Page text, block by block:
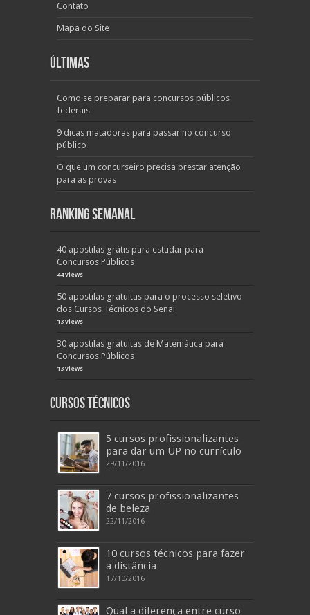
Contato
Mapa do Site
Últimas
Como se preparar para concursos públicos
federais
9 dicas matadoras para passar no concurso
público
O que um concurseiro precisa prestar atenção
para as provas
Ranking Semanal
40 apostilas grátis para estudar para
Concursos Públicos
44 views
50 apostilas gratuitas para o processo seletivo
dos Cursos Técnicos do Senai
13 views
30 apostilas gratuitas de Matemática para
Concursos Públicos
13 views
Cursos Técnicos
5 cursos profissionalizantes
para dar um UP no currículo
29/11/2016
7 cursos profissionalizantes
de beleza
22/11/2016
10 cursos técnicos para fazer
a distância
17/10/2016
Qual a diferença entre curso